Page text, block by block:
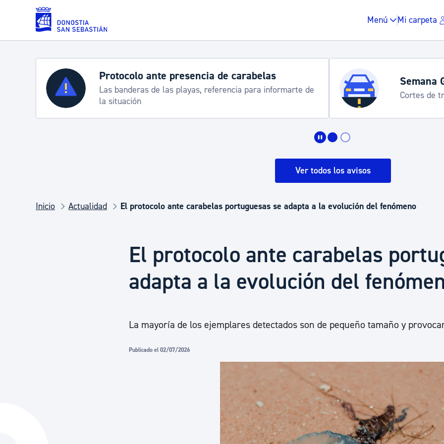
Saltar al contenido principal
Menú Mi carpeta
Servicios
Padrón y asuntos personales
Espacio público,
Salud Pública, animales y consumo Desarrollo económico
Protocolo ante presencia de carabelas
Las banderas de las playas, referencia para informarte de
la situación
Semana
Cortes de tráfico y
Ver todos los avisos
Inicio Actualidad El protocolo ante carabelas portuguesas se adapta a la evolución del fenómeno
El protocolo ante carabelas
adapta a la evolución del
La mayoría de los ejemplares detectados son de pequeño tamaño y
Publicado el 02/07/2026